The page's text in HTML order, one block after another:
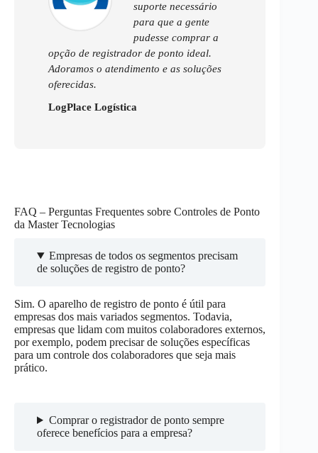
suporte necessário
para que a gente
pudesse comprar a
opção de registrador de ponto ideal.
Adoramos o atendimento e as soluções
oferecidas.
LogPlace Logística
FAQ – Perguntas Frequentes sobre Controles de Ponto
da Master Tecnologias
Empresas de todos os segmentos precisam
de soluções de registro de ponto?
Sim. O aparelho de registro de ponto é útil para
empresas dos mais variados segmentos. Todavia,
empresas que lidam com muitos colaboradores externos,
por exemplo, podem precisar de soluções específicas
para um controle dos colaboradores que seja mais
prático.
Comprar o registrador de ponto sempre
oferece benefícios para a empresa?